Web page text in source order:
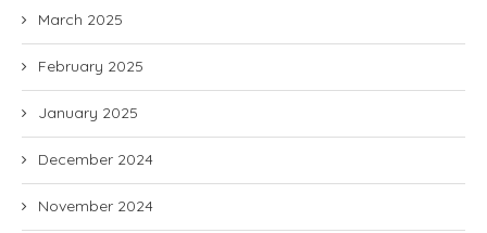
March 2025
February 2025
January 2025
December 2024
November 2024